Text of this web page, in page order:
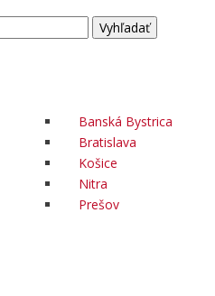
Banská Bystrica
Bratislava
Košice
Nitra
Prešov